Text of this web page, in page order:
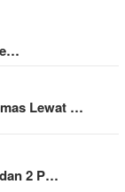
Lewat …
2 P…